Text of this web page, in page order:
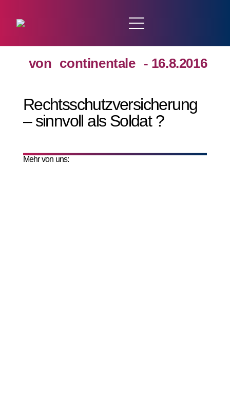
von continentale - 16.8.2016
Rechtsschutzversicherung
– sinnvoll als Soldat ?
Mehr von uns: